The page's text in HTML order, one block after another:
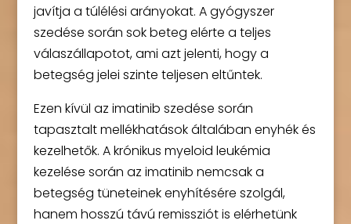
javítja a túlélési arányokat. A gyógyszer
szedése során sok beteg elérte a teljes
válaszállapotot, ami azt jelenti, hogy a
betegség jelei szinte teljesen eltűntek.
Ezen kívül az imatinib szedése során
tapasztalt mellékhatások általában enyhék és
kezelhetők. A krónikus myeloid leukémia
kezelése során az imatinib nemcsak a
betegség tüneteinek enyhítésére szolgál,
hanem hosszú távú remissziót is elérhetünk